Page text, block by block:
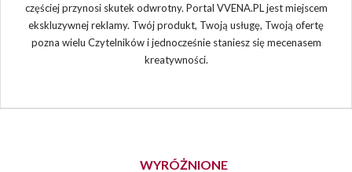
częściej przynosi skutek odwrotny. Portal VVENA.PL jest miejscem
ekskluzywnej reklamy. Twój produkt, Twoją usługę, Twoją ofertę
pozna wielu Czytelników i jednocześnie staniesz się mecenasem
kreatywności.
WYRÓŻNIONE